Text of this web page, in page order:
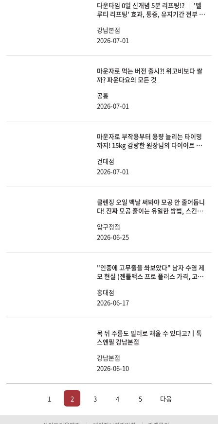
다운타임 0일 신개념 5분 리프팅!? │ '벨
루티 리프팅' 효과, 통증, 유지기간 전부 공
강남본점
2026-07-01
마운자로 먹는 버전 출시?! 위고비보다 쌀
까? 파운다요의 모든 것
공통
2026-07-01
마운자로 부작용부터 용량 늘리는 타이밍
까지! 15kg 감량한 원장님의 다이어트 A
건대점
2026-07-01
클렌징 오일 백날 써봐야 모공 안 줄어듭니
다! 진짜 모공 줄이는 유일한 방법, 스킨보
압구정점
2026-06-25
"인중에 고무줄을 쏴보았다" 남자 수염 제
모 현실 (젠틀맥스 프로 플러스 가격, 고통,
홍대점
2026-06-17
목 뒤 주름도 필러로 채울 수 있다고?ㅣ톡
스앤필 강남본점
강남본점
2026-06-10
1 2 3 4 5 다음